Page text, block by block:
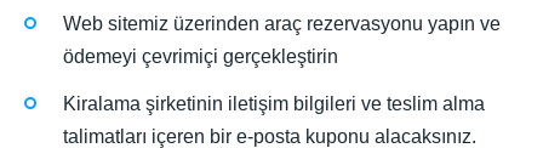
Web sitemiz üzerinden araç rezervasyonu yapın ve
ödemeyi çevrimiçi gerçekleştirin
Kiralama şirketinin iletişim bilgileri ve teslim alma
talimatları içeren bir e-posta kuponu alacaksınız.